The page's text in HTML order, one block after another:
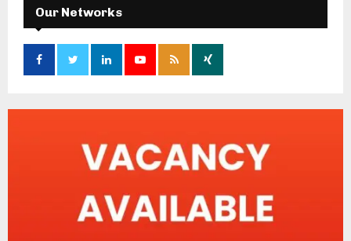
Our Networks